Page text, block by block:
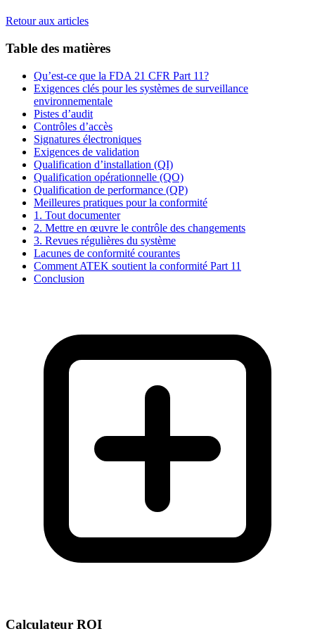
Retour aux articles
Table des matières
Qu’est-ce que la FDA 21 CFR Part 11?
Exigences clés pour les systèmes de surveillance
environnementale
Pistes d’audit
Contrôles d’accès
Signatures électroniques
Exigences de validation
Qualification d’installation (QI)
Qualification opérationnelle (QO)
Qualification de performance (QP)
Meilleures pratiques pour la conformité
1. Tout documenter
2. Mettre en œuvre le contrôle des changements
3. Revues régulières du système
Lacunes de conformité courantes
Comment ATEK soutient la conformité Part 11
Conclusion
Calculateur ROI